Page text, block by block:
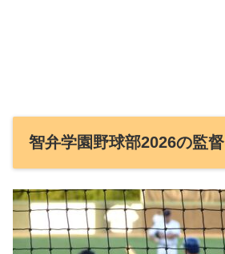
智弁学園野球部2026の監